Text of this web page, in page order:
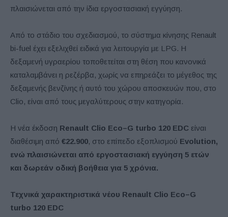
πλαισιώνεται από την ίδια εργοστασιακή εγγύηση.
Από το στάδιο του σχεδιασμού, το σύστημα κίνησης Renault
bi-fuel έχει εξελιχθεί ειδικά για λειτουργία με LPG. Η
δεξαμενή υγραερίου τοποθετείται στη θέση που κανονικά
καταλαμβάνει η ρεζέρβα, χωρίς να επηρεάζει το μέγεθος της
δεξαμενής βενζίνης ή αυτό του χώρου αποσκευών που, στο
Clio, είναι από τους μεγαλύτερους στην κατηγορία.
Η νέα έκδοση Renault Clio Eco–G turbo 120 EDC είναι
διαθέσιμη από €22.900, στο επίπεδο εξοπλισμού Evolution,
ενώ πλαισιώνεται από εργοστασιακή εγγύηση 5 ετών
και δωρεάν οδική βοήθεια για 5 χρόνια.
Τεχνικά χαρακτηριστικά νέου Renault Clio Eco–G
turbo 120 EDC